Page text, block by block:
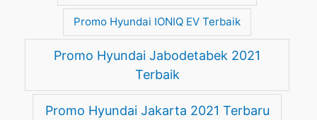
Promo Hyundai IONIQ EV Terbaik
Promo Hyundai Jabodetabek 2021
Terbaik
Promo Hyundai Jakarta 2021 Terbaru